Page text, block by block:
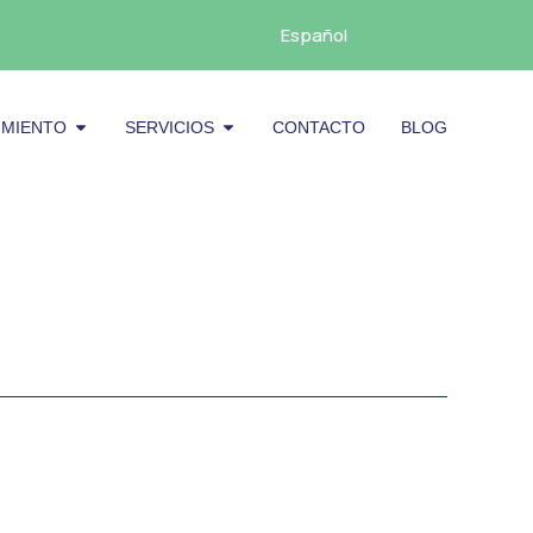
Español
Abrir Mantenimiento
SERVICIOS Abrir Servicios
CONTACTO BLOG